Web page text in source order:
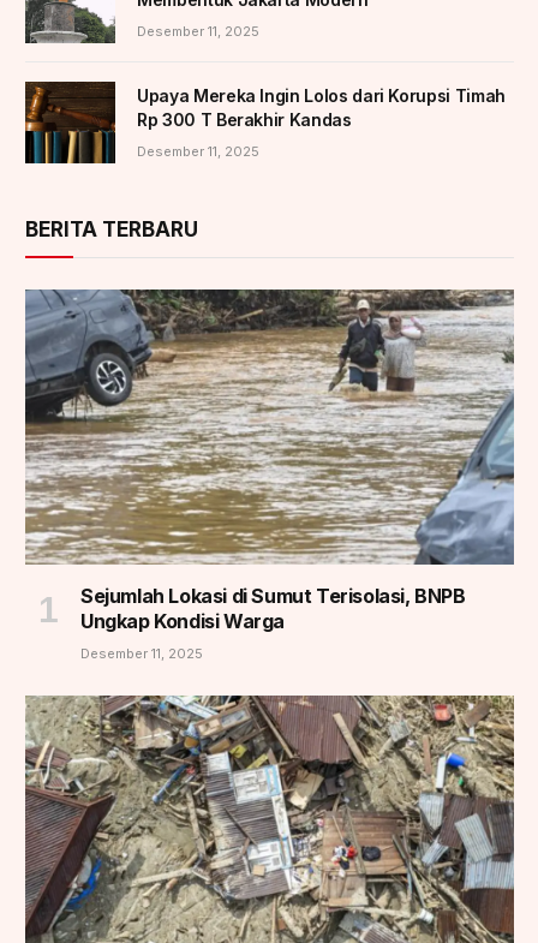
Desember 11, 2025
Upaya Mereka Ingin Lolos dari Korupsi Timah
Rp 300 T Berakhir Kandas
Desember 11, 2025
BERITA TERBARU
Sejumlah Lokasi di Sumut Terisolasi, BNPB
Ungkap Kondisi Warga
Desember 11, 2025